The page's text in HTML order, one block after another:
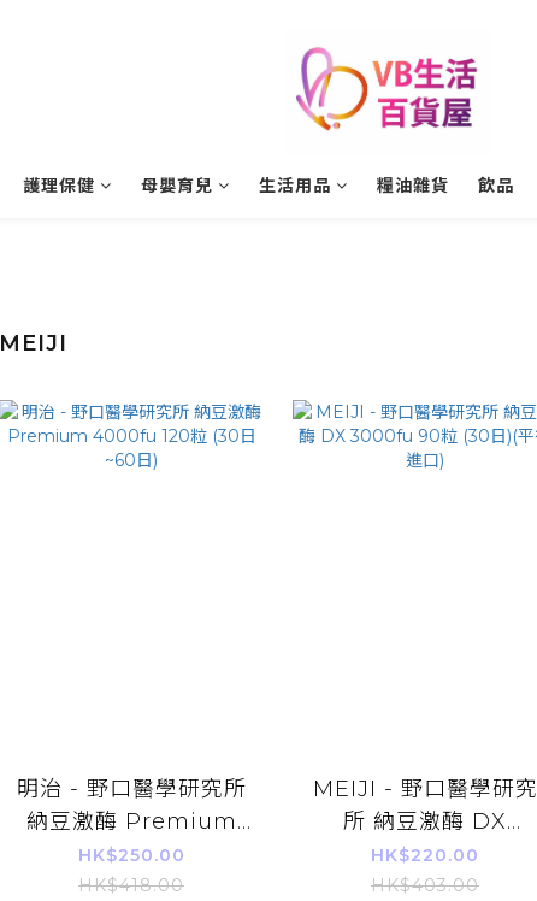
護理保健 母嬰育兒 生活用品 糧油雜貨 飲品
MEIJI
明治 - 野口醫學研究所
納豆激酶 Premium
4000fu 120粒 (30日
~60日)
HK$250.00
HK$418.00
MEIJI - 野口醫學研究
所 納豆激酶 DX
3000fu 90粒 (30日)
(平行進口)
HK$220.00
HK$403.00